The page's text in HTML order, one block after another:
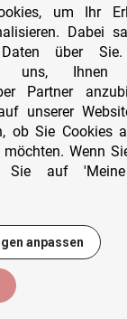
Zahlungsarten
Herstellungsland
Widerruf
Sitemap
&
persönlich
(0)341 4912 210
Kontakt-Formular
GmbH - Alle
um Ihr
Dabei
über
uns, Ihnen
Partner
unserer
ob Sie Cookies
möchten. Wenn
Sie auf 'Meine
anpassen